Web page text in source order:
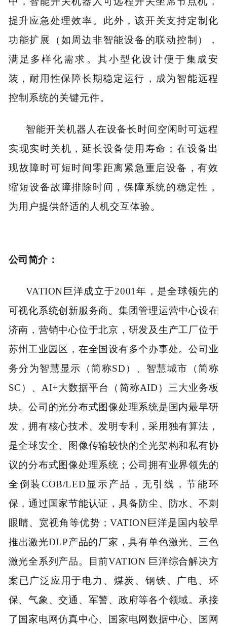
提升应急处理效率‌。此外，该开关支持定制化
功能扩展（如周边非智能设备的联动控制），
满足多样化需求‌。其小型化设计便于集成安
装，耐用性保障长期稳定运行‌，成为智能远程
控制系统的关键元件。
智能开关机器人在设备长时间空闲时可远程
实现实时关机，延长设备使用寿命；在设备出
现故障时可短时间零距离紧急重启设备，有效
缩短设备故障排除时间，保障系统的稳定性，
为用户提供舒适的人机交互体验。
公司简介：
VATION巨洋成立于2001年，是全球领先的
可视化系统创新服务商。集团管理运营中心设在
济南，营销中心位于北京，研发及生产工厂位于
苏州工业园区，在全国设有多个办事处。公司业
务分为智慧显示（简称SD）、智慧城市（简称
SC）、AI+大数据平台（简称AID）三大业务板
块。公司的光分布式图像处理系统是国内最早研
发，拥有核心技术、发明专利，采用独有算法，
是全球安全、图像传输较快的全光架构和私有协
议的分布式图像处理系统；公司拥有业界领先的
全倒装COB/LED显示产品，无引线，节能环
保，通过国家节能认证，具备防尘、防水、不刺
眼睛、宽视角等优势；VATION巨洋是国内较早
推出激光DLP产品的厂家，具有单色激光、三色
激光全系列产品。目前VATION 巨洋综合解决方
案已广泛应用于电力、煤炭、钢铁、广电、环
保、气象、交通、军警、政府等各个领域。承接
了国家电网仿真中心、国家电网数据中心、国网